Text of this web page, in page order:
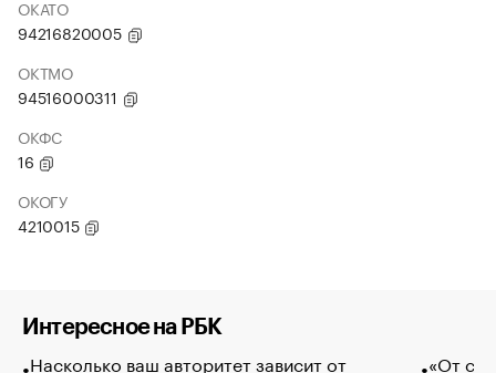
ОКАТО
94216820005
ОКТМО
94516000311
ОКФС
16
ОКОГУ
4210015
Интересное на РБК
Насколько ваш авторитет зависит от
«От